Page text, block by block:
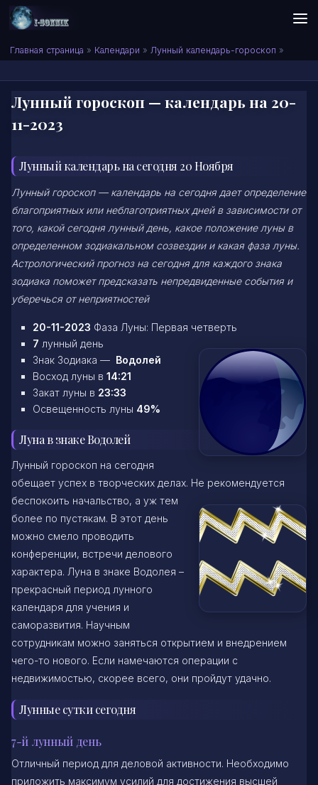
Skip to content
Сонник I-SONNIK.COM
Главная страница » Календари » Лунный календарь-гороскоп »
Лунный гороскоп — календарь на 20-
11-2023
Лунный календарь на сегодня 20 Ноября
Лунный гороскоп — календарь на сегодня дает определение
благоприятных или неблагоприятных дней в зависимости от
того, какой сегодня лунный день, какое положение луны в
определенном зодиакальном созвездии и какая фаза луны.
Астрологический прогноз на сегодня для каждого знака
зодиака поможет предсказать непредвиденные события и
уберечься от неприятностей
20-11-2023 Фаза Луны: Первая четверть
7 лунный день
Знак Зодиака — Водолей
Восход луны в 14:21
Закат луны в 23:33
Освещенность луны 49%
Луна в знаке Водолей
Лунный гороскоп на сегодня
обещает успех в творческих делах. Не рекомендуется
беспокоить начальство, а уж тем
более по пустякам. В этот день
можно смело проводить
конференции, встречи делового
характера. Луна в знаке Водолея –
прекрасный период лунного
календаря для учения и
саморазвития. Научным
сотрудникам можно заняться открытием и внедрением
чего-то нового. Если намечаются операции с
недвижимостью, скорее всего, они пройдут удачно.
Лунные сутки сегодня
7-й лунный день
Отличный период для деловой активности. Необходимо
приложить максимум усилий для достижения высшей